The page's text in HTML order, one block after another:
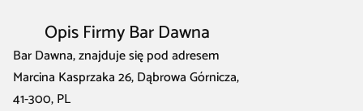
Opis Firmy Bar Dawna
Bar Dawna, znajduje się pod adresem
Marcina Kasprzaka 26, Dąbrowa Górnicza,
41-300, PL